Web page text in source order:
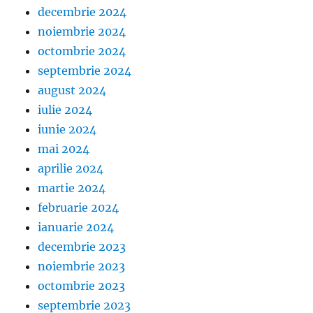
decembrie 2024
noiembrie 2024
octombrie 2024
septembrie 2024
august 2024
iulie 2024
iunie 2024
mai 2024
aprilie 2024
martie 2024
februarie 2024
ianuarie 2024
decembrie 2023
noiembrie 2023
octombrie 2023
septembrie 2023